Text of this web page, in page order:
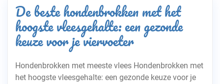
De beste hondenbrokken met het
hoogste vleesgehalte: een gezonde
keuze voor je viervoeter
Hondenbrokken met meeste vlees Hondenbrokken met
het hoogste vleesgehalte: een gezonde keuze voor je